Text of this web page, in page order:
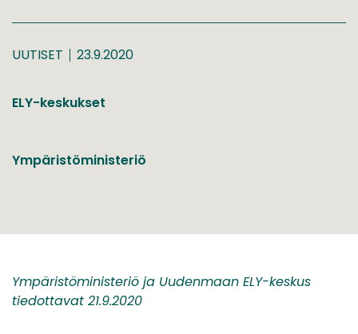
UUTISET 23.9.2020
ELY-keskukset
Ympäristöministeriö
Ympäristöministeriö ja Uudenmaan ELY-keskus
tiedottavat 21.9.2020